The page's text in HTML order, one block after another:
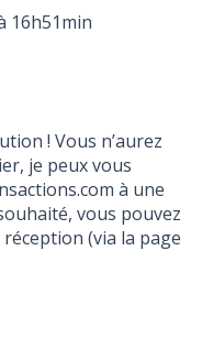
16h51min
! Vous n’aurez
je peux vous
à une
vous pouvez
(via la page